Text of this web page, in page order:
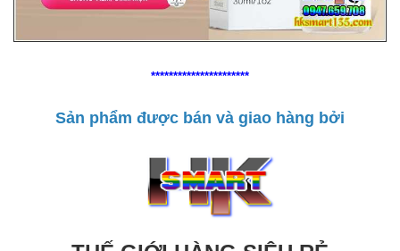
**********************
Sản phẩm được bán và giao hàng bởi